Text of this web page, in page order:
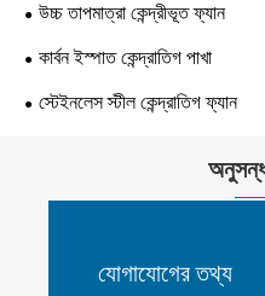
উচ্চ তাপমাত্রা কেন্দ্রীভূত ফ্যান
কার্বন ইস্পাত কেন্দ্রাতিগ পাখা
স্টেইনলেস স্টীল কেন্দ্রাতিগ ফ্যান
যোগাযোগের তথ্য